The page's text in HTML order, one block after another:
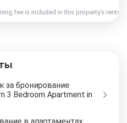
fee is included in this property's rental
за бронирование
3 Bedroom Apartment in